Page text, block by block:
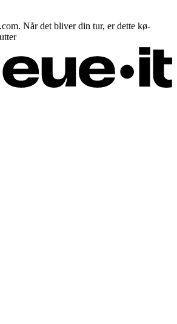
Når det bliver din tur, er dette kø-